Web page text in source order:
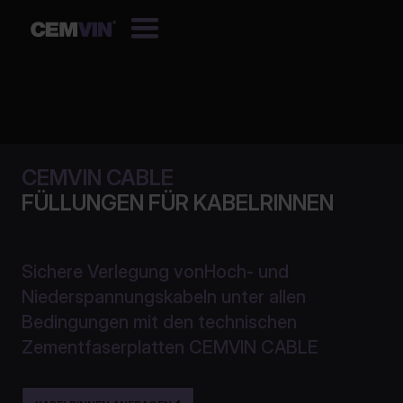
CEMVIN CABLE
FÜLLUNGEN FÜR KABELRINNEN
Sichere Verlegung vonHoch- und
Niederspannungskabeln unter allen
Bedingungen mit den technischen
Zementfaserplatten CEMVIN CABLE